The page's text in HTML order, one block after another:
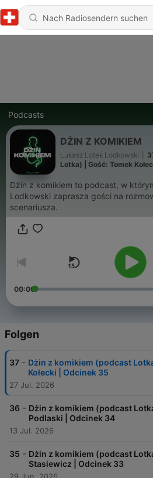
Podcasts
DŻIN Z KOMIKIEM
Łukasz Lotek Lodkowski
Lotka) | Gość: Tomek
Dżin z komikiem to podcast, w
Lodkowski zaprasza gości na
scenariusza.
00:00
Folgen
37 - Dżin z komikiem (podcast
Kołecki | Odcinek 35
27 Jul. 2026
36 - Dżin z komikiem (podcast
Podlaski | Odcinek 34
13 Jul. 2026
35 - Dżin z komikiem (podcast
Stasiewicz | Odcinek 33